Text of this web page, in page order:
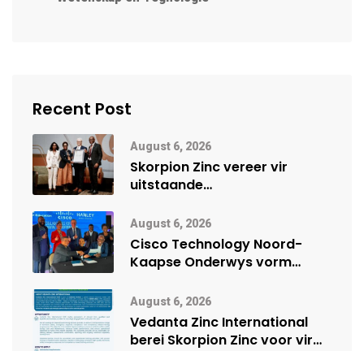
Recent Post
August 6, 2026
Skorpion Zinc vereer vir
uitstaande
Namibië Mynbou Ekspo
August 6, 2026
Cisco Technology Noord-
Kaapse Onderwys vorm
vennootskap
August 6, 2026
Vedanta Zinc International
berei Skorpion Zinc voor vir